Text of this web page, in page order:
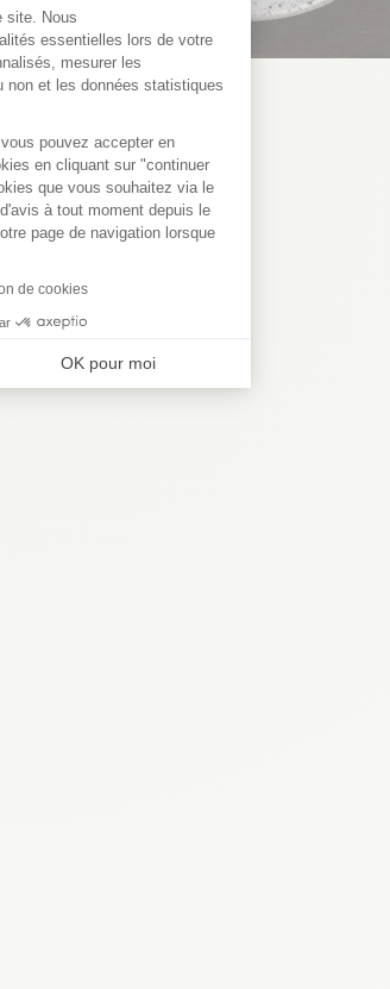
site. Nous
essentielles lors de votre
mesurer les
non et les données statistiques
pouvez accepter en
en cliquant sur "continuer
que vous souhaitez via le
à tout moment depuis le
page de navigation lorsque
de cookies
OK pour moi